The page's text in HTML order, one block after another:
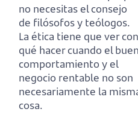
no necesitas el consejo
de filósofos y teólogos.
La ética tiene que ver con
qué hacer cuando el buen
comportamiento y el
negocio rentable no son
necesariamente la
cosa.